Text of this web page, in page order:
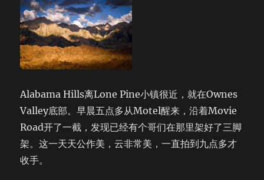
Alabama Hills离Lone Pine小镇很近，就在Ownes
Valley底部。早晨五点多从Motel醒来，沿着Movie
Road开了一截，发现已经有个哥们在那里架好了三脚
架。这一天天公作美，云非常美，一直拍到九点多才
收手。